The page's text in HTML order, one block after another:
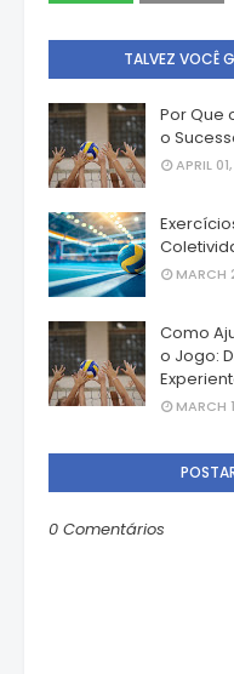
TALVEZ VOCÊ
Por Que
o
APRIL
MARCH
Como
o Jogo:
MARCH
0 Comentários